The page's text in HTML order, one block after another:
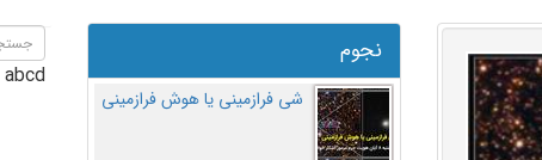
نجوم
شی فرازمینی یا هوش فرازمینی
abcd